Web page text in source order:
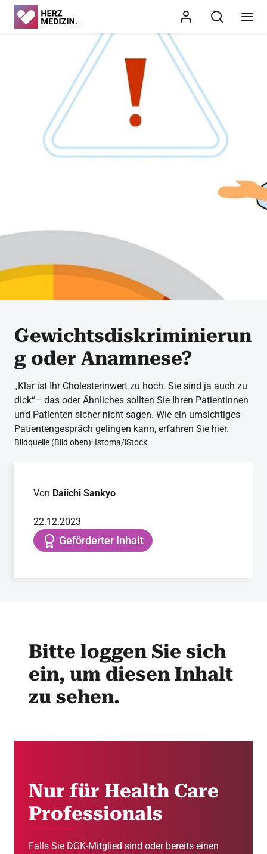
Gewichtsdiskriminierun
g oder Anamnese?
„Klar ist Ihr Cholesterinwert zu hoch. Sie sind ja auch zu
dick“– das oder Ähnliches sollten Sie Ihren Patientinnen
und Patienten sicher nicht sagen. Wie ein umsichtiges
Patientengespräch gelingen kann, erfahren Sie hier.
Bildquelle (Bild oben): Istoma/iStock
Von Daiichi Sankyo
22.12.2023
Geförderter Inhalt
Bitte loggen Sie sich
ein, um diesen Inhalt
zu sehen.
Nur für Health Care
Professionals
Falls Sie DGK-Mitglied sind oder bereits einen